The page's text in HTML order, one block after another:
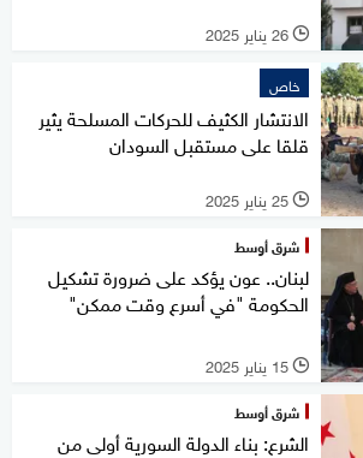
l 26 يناير 2025
خاص
الانتشار الكثيف للحركات المسلحة يثير
قلقا على مستقبل السودان
l 25 يناير 2025
شرق أوسط
لبنان.. عون يؤكد على ضرورة تشكيل
الحكومة "في أسرع وقت ممكن"
l 15 يناير 2025
شرق أوسط
الشرع: بناء الدولة السورية أولى من